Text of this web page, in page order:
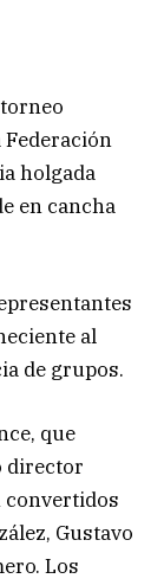
Federación
holgada
en cancha
al
de grupos.
que
director
convertidos
Gustavo
Los